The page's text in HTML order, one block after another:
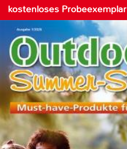
kostenloses Probeexemplar